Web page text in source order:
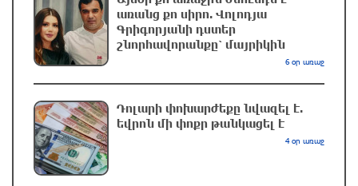
Ուկրաինական ԱԹՍ–ները հարձակվել են
Եկատերինբուրգում գործող «Wildberries»-ի
պահեստի վրա
25 րոպե առաջ
առանց քո սիրո. Վոլոդյա
Գրիգորյանի դստեր
շնորհավորանքը՝ մայրիկին
6 օր առաջ
Դոլարի փոխարժեքը նվազել է.
եվրոն մի փոքր թանկացել է
4 օր առաջ